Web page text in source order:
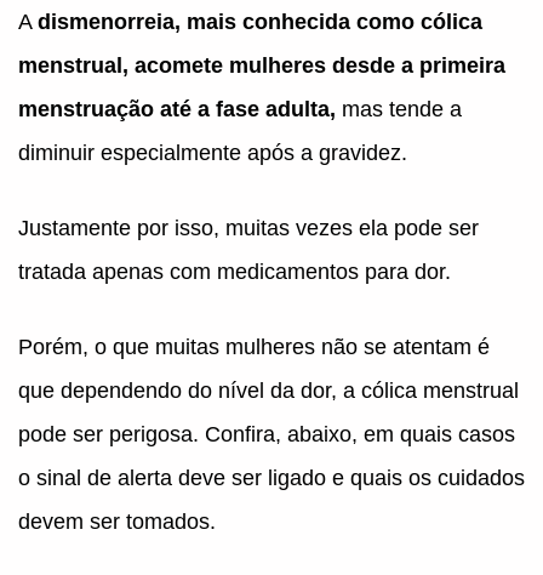
A dismenorreia, mais conhecida como cólica
menstrual, acomete mulheres desde a primeira
menstruação até a fase adulta, mas tende a
diminuir especialmente após a gravidez.
Justamente por isso, muitas vezes ela pode ser
tratada apenas com medicamentos para dor.
Porém, o que muitas mulheres não se atentam é
que dependendo do nível da dor, a cólica menstrual
pode ser perigosa. Confira, abaixo, em quais casos
o sinal de alerta deve ser ligado e quais os cuidados
devem ser tomados.